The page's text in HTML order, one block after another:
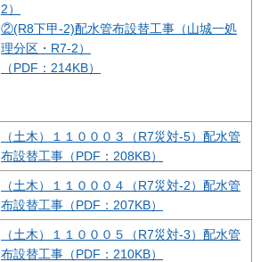
2）
②(R8下甲-2)配水管布設替工事（山城一処
理分区・R7-2）
（PDF：214KB）
（土木）１１０００３（R7災対-5）配水管
布設替工事（PDF：208KB）
（土木）１１０００４（R7災対-2）配水管
布設替工事（PDF：207KB）
（土木）１１０００５（R7災対-3）配水管
布設替工事（PDF：210KB）